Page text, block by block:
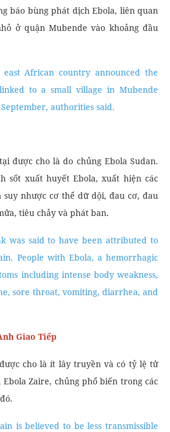
báo bùng phát dịch Ebola, liên quan
ở quận Mubende vào khoảng đầu
African country announced the
to a small village in Mubende
authorities said.
được cho là do chủng Ebola Sudan.
sốt xuất huyết Ebola, xuất hiện các
suy nhược cơ thể dữ dội, đau cơ, đau
tiêu chảy và phát ban.
was said to have been attributed to
People with Ebola, a hemorrhagic
including intense body weakness,
sore throat, vomiting, diarrhea, and
Giao Tiếp
cho là ít lây truyền và có tỷ lệ tử
Zaire, chủng phổ biến trong các
is believed to be less transmissible